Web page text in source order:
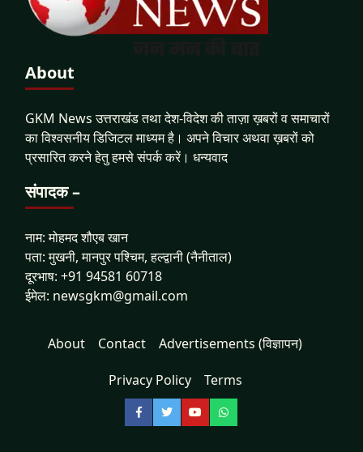
About
GKM News उत्तराखंड तथा देश-विदेश की ताज़ा ख़बरों व समाचारों
का विश्वसनीय डिजिटल माध्यम है। अपने विचार अथवा ख़बरों को
प्रसारित करने हेतु हमसे संपर्क करें। धन्यवाद
संपादक –
नाम: मोहमद शौएब खान
पता: मुखनी, मानपुर पश्चिम, हल्द्वानी (नैनीताल)
दूरभाष: +91 94581 60718
ईमेल: newsgkm@gmail.com
About Contact Advertisements (विज्ञापन)
Privacy Policy Terms
Facebook
TwitterYouTubeWhatsApp